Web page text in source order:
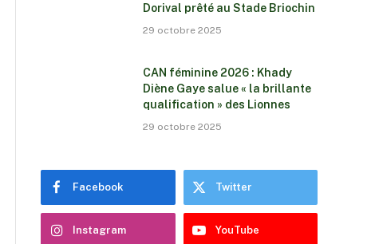
Dorival prêté au Stade Briochin
29 octobre 2025
CAN féminine 2026 : Khady
Diène Gaye salue « la brillante
qualification » des Lionnes
29 octobre 2025
Facebook Twitter
Instagram YouTube